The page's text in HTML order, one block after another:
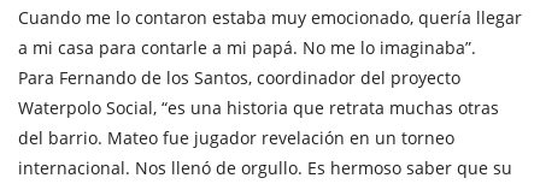
Cuando me lo contaron estaba muy emocionado, quería llegar
a mi casa para contarle a mi papá. No me lo imaginaba”.
Para Fernando de los Santos, coordinador del proyecto
Waterpolo Social, “es una historia que retrata muchas otras
del barrio. Mateo fue jugador revelación en un torneo
internacional. Nos llenó de orgullo. Es hermoso saber que su